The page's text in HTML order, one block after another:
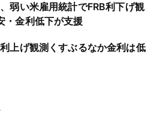
弱い米雇用統計でFRB利下げ観
・金利低下が支援
上げ観測くすぶるなか金利は低